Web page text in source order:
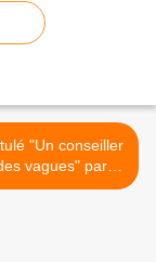
"Un conseiller
vagues" paru
"La Nouvelle